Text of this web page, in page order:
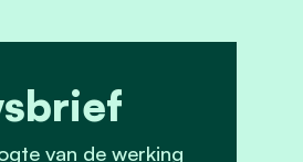
van de werking